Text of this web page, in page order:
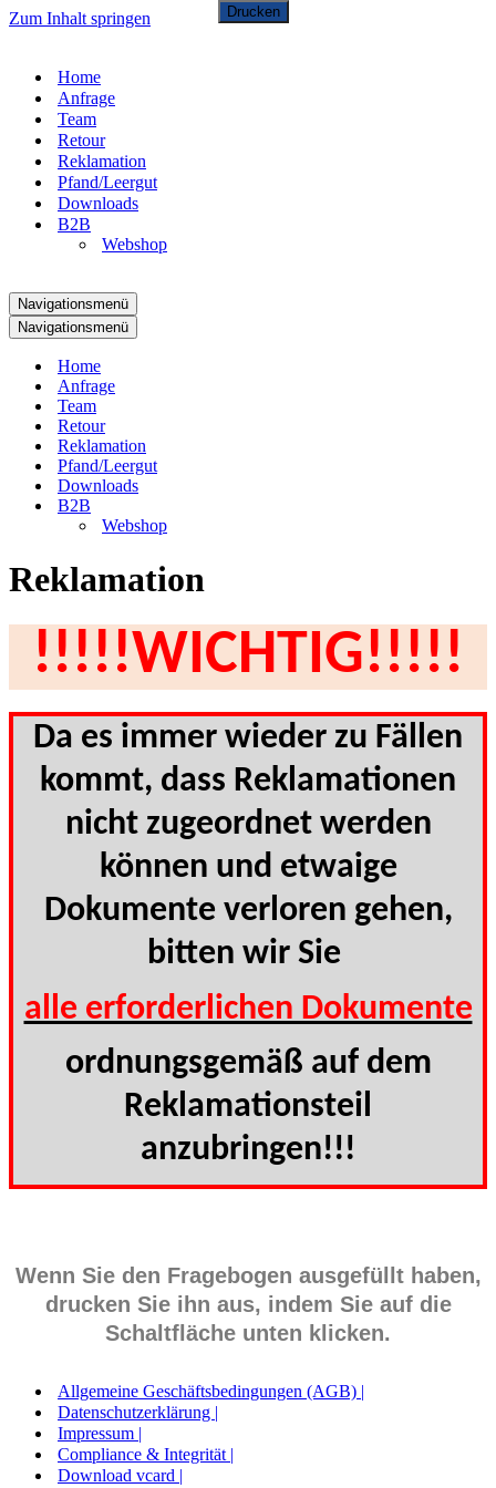
Zum Inhalt springen
Home
Anfrage
Team
Retour
Reklamation
Pfand/Leergut
Downloads
B2B
Webshop
Navigationsmenü
Navigationsmenü
Home
Anfrage
Team
Retour
Reklamation
Pfand/Leergut
Downloads
B2B
Webshop
Reklamation
!!!!!WICHTIG!!!!!
Da es immer wieder zu Fällen
kommt, dass Reklamationen
nicht zugeordnet werden
können und etwaige
Dokumente verloren gehen,
bitten wir Sie
alle erforderlichen Dokumente
ordnungsgemäß auf dem
Reklamationsteil
anzubringen!!!
Wenn Sie den Fragebogen ausgefüllt haben,
drucken Sie ihn aus, indem Sie auf die
Schaltfläche unten klicken.
Drucken
Allgemeine Geschäftsbedingungen (AGB) |
Datenschutzerklärung |
Impressum |
Compliance & Integrität |
Download vcard |